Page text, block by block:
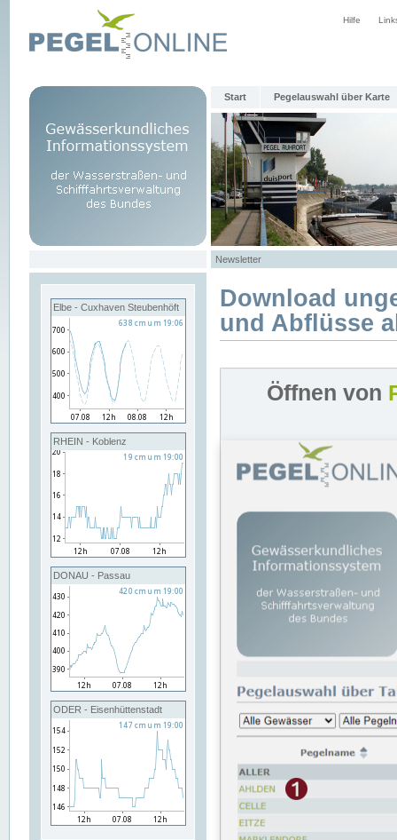
Hilfe
Start Pegelauswahl über Karte
Newsletter
Elbe - Cuxhaven Steubenhöft
RHEIN - Koblenz
DONAU - Passau
ODER - Eisenhüttenstadt
Download
und Abflüsse
Öffnen von